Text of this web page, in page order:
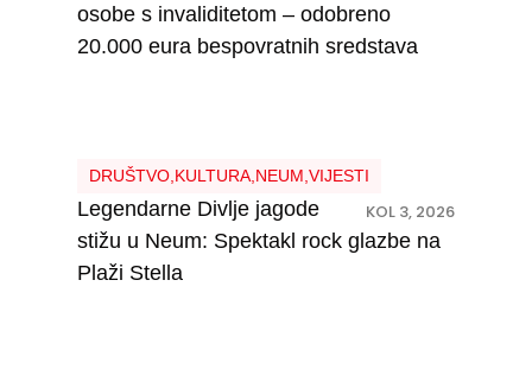
osobe s invaliditetom – odobreno
20.000 eura bespovratnih sredstava
DRUŠTVO, KULTURA, NEUM VIJESTI
KOL 3, 2026
Legendarne Divlje jagode
stižu u Neum: Spektakl rock glazbe na
Plaži Stella